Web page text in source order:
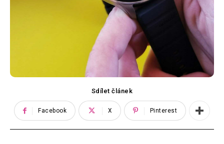
Sdílet článek
Facebook X Pinterest